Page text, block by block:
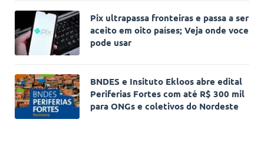
Pix ultrapassa fronteiras e passa a ser
aceito em oito países; Veja onde voce
pode usar
BNDES e Insituto Ekloos abre edital
Periferias Fortes com até R$ 300 mil
para ONGs e coletivos do Nordeste